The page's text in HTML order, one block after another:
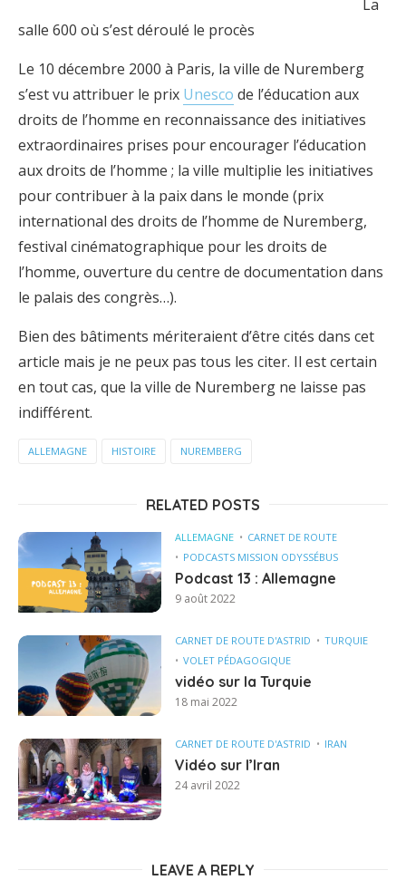
La
salle 600 où s’est déroulé le procès
Le 10 décembre 2000 à Paris, la ville de Nuremberg
s’est vu attribuer le prix Unesco de l’éducation aux
droits de l’homme en reconnaissance des initiatives
extraordinaires prises pour encourager l’éducation
aux droits de l’homme ; la ville multiplie les initiatives
pour contribuer à la paix dans le monde (prix
international des droits de l’homme de Nuremberg,
festival cinématographique pour les droits de
l’homme, ouverture du centre de documentation dans
le palais des congrès…).
Bien des bâtiments mériteraient d’être cités dans cet
article mais je ne peux pas tous les citer. Il est certain
en tout cas, que la ville de Nuremberg ne laisse pas
indifférent.
ALLEMAGNE HISTOIRE NUREMBERG
RELATED POSTS
ALLEMAGNE
CARNET DE ROUTE
PODCASTS MISSION ODYSSÉBUS
Podcast 13 : Allemagne
9 août 2022
CARNET DE ROUTE D'ASTRID
TURQUIE
VOLET PÉDAGOGIQUE
vidéo sur la Turquie
18 mai 2022
CARNET DE ROUTE D'ASTRID IRAN
Vidéo sur l’Iran
24 avril 2022
LEAVE A REPLY